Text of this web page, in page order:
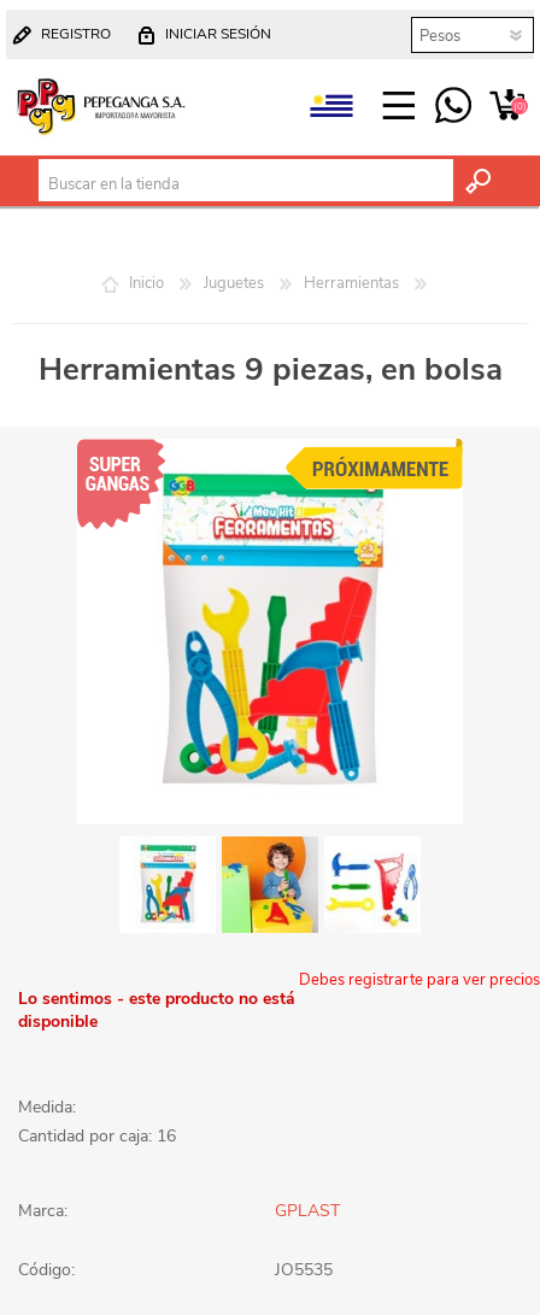
REGISTRO INICIAR SESIÓN
(0)
Inicio Juguetes Herramientas
Herramientas 9 piezas, en bolsa
Debes registrarte para ver precios
Lo sentimos - este producto no está
disponible
Medida:
Cantidad por caja: 16
Marca: GPLAST
Código: JO5535